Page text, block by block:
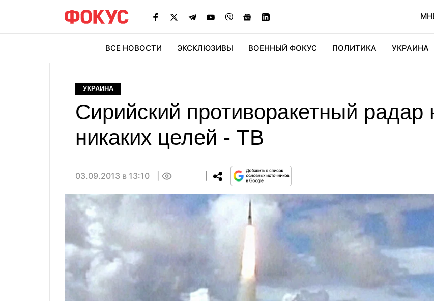
ВСЕ НОВОСТИ ЭКСКЛЮЗИВЫ ВОЕННЫЙ ФОКУС ПОЛИТИКА УКРАИНА
УКРАИНА
Сирийский противоракетный радар
никаких целей - ТВ
03.09.2013 в 13:10